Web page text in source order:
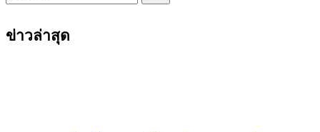
Search
ข่าวล่าสุด